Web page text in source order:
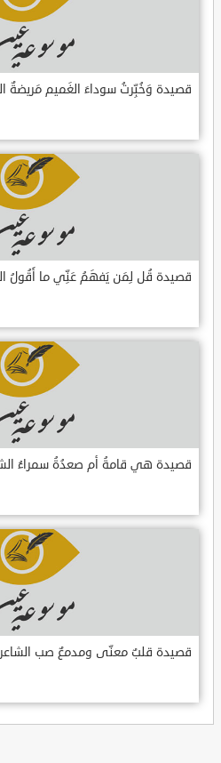
قصيدة وَخُبِّرتُ سوداءَ الغَميم مَريضةٌ
قصيدة قُل لِمَن يَفهَمُ عَنِّي ما أَقُولُ
قصيدة هي قامةُ أم صعدُةُ سمراءُ
قصيدة قلبٌ معنّى ومدمعٌ صب